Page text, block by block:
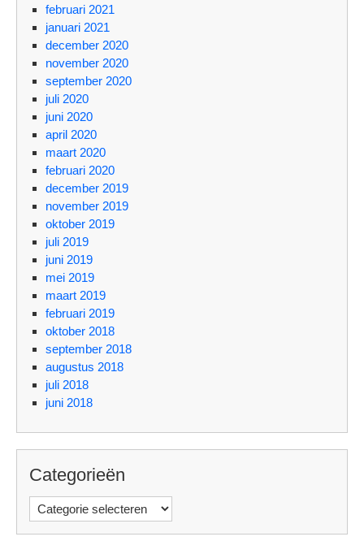
februari 2021
januari 2021
december 2020
november 2020
september 2020
juli 2020
juni 2020
april 2020
maart 2020
februari 2020
december 2019
november 2019
oktober 2019
juli 2019
juni 2019
mei 2019
maart 2019
februari 2019
oktober 2018
september 2018
augustus 2018
juli 2018
juni 2018
Categorieën
Categorieën